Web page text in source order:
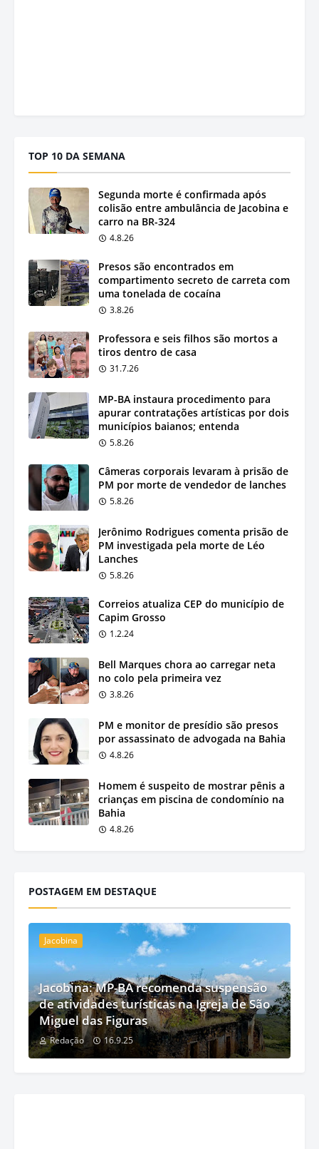
TOP 10 DA SEMANA
Segunda morte é confirmada após
colisão entre ambulância de Jacobina e
carro na BR-324
4.8.26
Presos são encontrados em
compartimento secreto de carreta com
uma tonelada de cocaína
3.8.26
Professora e seis filhos são mortos a
tiros dentro de casa
31.7.26
MP-BA instaura procedimento para
apurar contratações artísticas por dois
municípios baianos; entenda
5.8.26
Câmeras corporais levaram à prisão de
PM por morte de vendedor de lanches
5.8.26
Jerônimo Rodrigues comenta prisão de
PM investigada pela morte de Léo
Lanches
5.8.26
Correios atualiza CEP do município de
Capim Grosso
1.2.24
Bell Marques chora ao carregar neta
no colo pela primeira vez
3.8.26
PM e monitor de presídio são presos
por assassinato de advogada na Bahia
4.8.26
Homem é suspeito de mostrar pênis a
crianças em piscina de condomínio na
Bahia
4.8.26
POSTAGEM EM DESTAQUE
Jacobina
Jacobina: MP-BA recomenda suspensão
de atividades turísticas na Igreja de São
Miguel das Figuras
Redação 16.9.25